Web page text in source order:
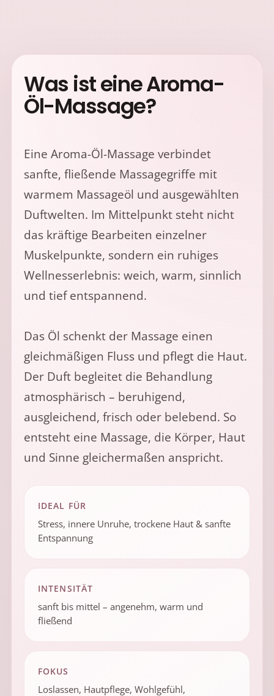
Was ist eine Aroma-
Öl-Massage?
Eine Aroma-Öl-Massage verbindet
sanfte, fließende Massagegriffe mit
warmem Massageöl und ausgewählten
Duftwelten. Im Mittelpunkt steht nicht
das kräftige Bearbeiten einzelner
Muskelpunkte, sondern ein ruhiges
Wellnesserlebnis: weich, warm, sinnlich
und tief entspannend.
Das Öl schenkt der Massage einen
gleichmäßigen Fluss und pflegt die Haut.
Der Duft begleitet die Behandlung
atmosphärisch – beruhigend,
ausgleichend, frisch oder belebend. So
entsteht eine Massage, die Körper, Haut
und Sinne gleichermaßen anspricht.
IDEAL FÜR
Stress, innere Unruhe, trockene Haut & sanfte
Entspannung
INTENSITÄT
sanft bis mittel – angenehm, warm und
fließend
FOKUS
Loslassen, Hautpflege, Wohlgefühl,